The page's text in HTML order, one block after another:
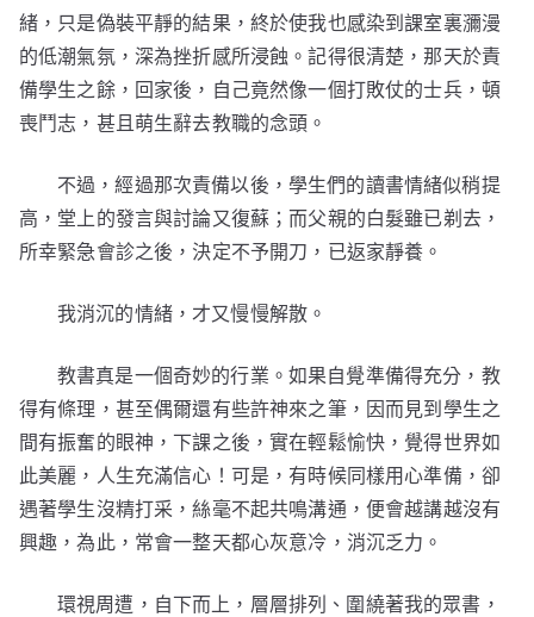
緒，只是偽裝平靜的結果，終於使我也感染到課室裏瀰漫
的低潮氣氛，深為挫折感所浸蝕。記得很清楚，那天於責
備學生之餘，回家後，自己竟然像一個打敗仗的士兵，頓
喪鬥志，甚且萌生辭去教職的念頭。
不過，經過那次責備以後，學生們的讀書情緒似稍提
高，堂上的發言與討論又復蘇；而父親的白髮雖已剃去，
所幸緊急會診之後，決定不予開刀，已返家靜養。
我消沉的情緒，才又慢慢解散。
教書真是一個奇妙的行業。如果自覺準備得充分，教
得有條理，甚至偶爾還有些許神來之筆，因而見到學生之
間有振奮的眼神，下課之後，實在輕鬆愉快，覺得世界如
此美麗，人生充滿信心！可是，有時候同樣用心準備，卻
遇著學生沒精打采，絲毫不起共鳴溝通，便會越講越沒有
興趣，為此，常會一整天都心灰意冷，消沉乏力。
環視周遭，自下而上，層層排列、圍繞著我的眾書，